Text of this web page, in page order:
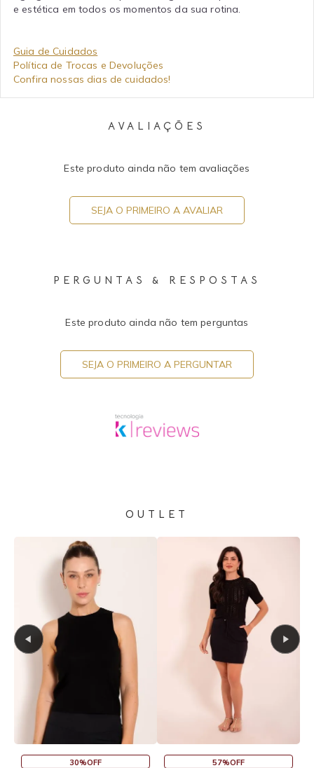
e estética em todos os momentos da sua rotina.
Guia de Cuidados
Política de Trocas e Devoluções
Confira nossas dias de cuidados!
AVALIAÇÕES
Este produto ainda não tem avaliações
SEJA O PRIMEIRO A AVALIAR
PERGUNTAS & RESPOSTAS
Este produto ainda não tem perguntas
SEJA O PRIMEIRO A PERGUNTAR
OUTLET
30%OFF 57%OFF